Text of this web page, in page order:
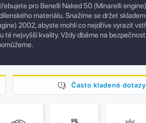
pro Benelli Naked 50 (Minarelli
materiálu. Snažíme se držet
2002, abyste mohli co nejdříve vyrazit
té nejvyšší kvality. Vždy dbáme na
Často kladené dotazy